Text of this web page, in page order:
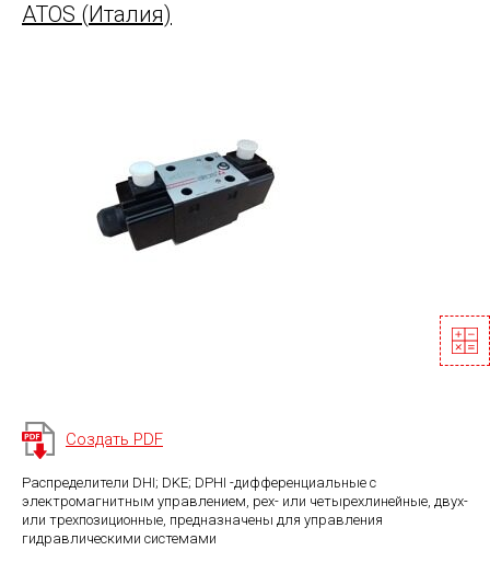
ATOS (Италия)
Создать PDF
Распределители DHI; DKE; DPHI -дифференциальные с
электромагнитным управлением, рех- или четырехлинейные, двух-
или трехпозиционные, предназначены для управления
гидравлическими системами